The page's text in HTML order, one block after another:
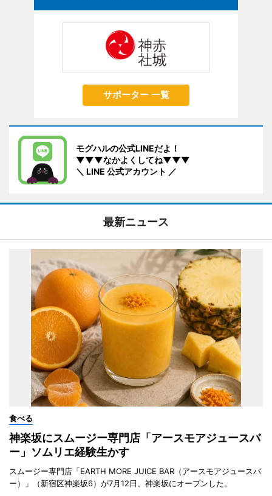
サポーター 一覧
モグハルの公式LINEだよ！
▼▼▼なかよくしてね▼▼▼
＼ LINE 公式アカウント ／
最新ニュース
食べる
神楽坂にスムージー専門店「アースモアジュースバ
ー」ソムリエ経験生かす
スムージー専門店「EARTH MORE JUICE BAR（アースモアジュースバ
ー）」（新宿区神楽坂6）が7月12日、神楽坂にオープンした。